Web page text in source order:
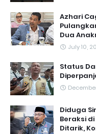
Azhari
Dua
July 10,
Status
Diduga
Beraksi
Ditarik,